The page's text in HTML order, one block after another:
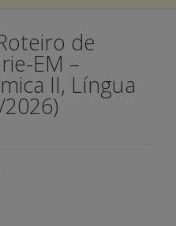
de
EM –
II, Língua